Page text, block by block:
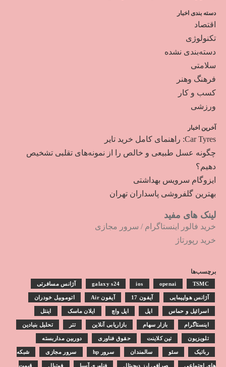
دسته بندی اخبار
اقتصاد
تکنولوژی
دسته‌بندی نشده
سلامتی
فرهنگ وهنر
کسب و کار
ورزشی
آخرین اخبار
Car Tyres: راهنمای کامل خرید تایر
چگونه عسل طبیعی و خالص را از نمونه‌های تقلبی تشخیص
دهیم؟
ایزوگام سرویس بهداشتی
بهترین گلفروشی پاسداران تهران
لینک های مفید
خرید فالور اینستاگرام / سرور مجازی
خرید رپورتاژ
برچسب‌ها
galaxy s24 ios openai TSMC آژانس مسافرتی
آژانس هواپیمایی آیفون 17 آیفون Air اتوموبیل خودران
اسرائیل و حماس اپل اپل واچ ایلان ماسک اینتل
اینستاگرام بازار سهام بازاریابی آنلاین تتر تحلیل بنیادین
تلویزیون تین کلاینت حقوق فناوری دوربین مداربسته
رباتیک سئو سالمندان سرور hp سرور مجازی شبکه
های اجتماعی صرافی ارز دیجیتال فناوری آسیا فوتبال قیمت